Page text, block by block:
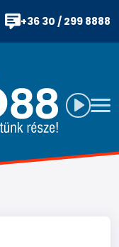
+36 30 / 299 8888